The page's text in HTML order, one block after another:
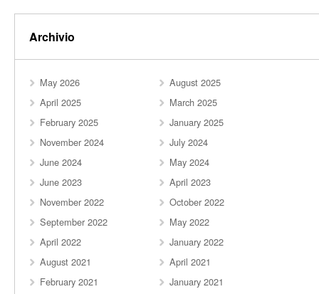
Archivio
May 2026
August 2025
April 2025
March 2025
February 2025
January 2025
November 2024
July 2024
June 2024
May 2024
June 2023
April 2023
November 2022
October 2022
September 2022
May 2022
April 2022
January 2022
August 2021
April 2021
February 2021
January 2021